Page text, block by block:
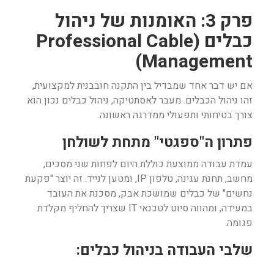
פרק 3: האומנות של ניהול
כבלים (Professional Cable
Management)
אם יש דבר אחד שמבדיל בין התקנה חובבנית למקצועית,
זהו ניהול הכבלים. מעבר לאסתטיקה, ניהול כבלים נכון הוא
צורך בטיחותי ותפעולי ממדרגה ראשונה.
פתרון ה"ספגטי" מתחת לשולחן
עמדת עבודה ממוצעת כוללת היום לפחות שני מסכים,
מחשב, תחנת עגינה, טלפון IP, ומטען לנייד. זה יוצר "פקעת
נחשים" של כבלים שמושכת אבק, מסכנת את העובד
במעידה, ומהווה סיוט לטכנאי IT שצריך להחליף מקלדת
פגומה.
שלבי העבודה בניהול כבלים: